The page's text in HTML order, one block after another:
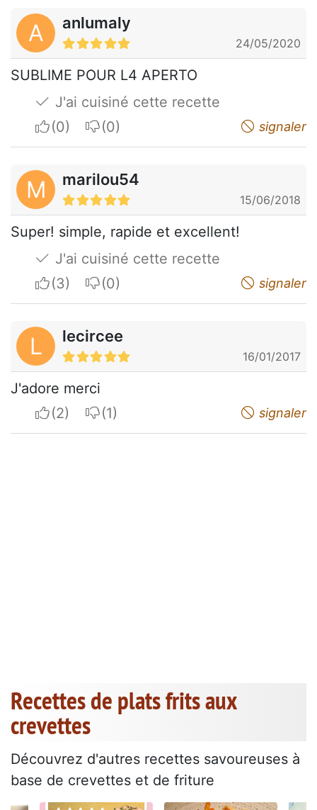
A anlumaly
24/05/2020
SUBLIME POUR L4 APERTO
J'ai cuisiné cette recette
I apreciateI do not appreciate signaler
M marilou54
15/06/2018
Super! simple, rapide et excellent!
J'ai cuisiné cette recette
I apreciateI do not appreciate signaler
L lecircee
16/01/2017
J'adore merci
I apreciateI do not appreciate signaler
Recettes de plats frits aux
crevettes
Découvrez d'autres recettes savoureuses à
base de crevettes et de friture